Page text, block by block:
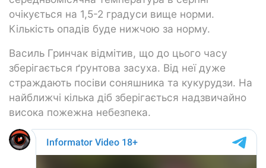
очікується на 1,5-2 градуси вище норми.
Кількість опадів буде нижчою за норму.
Василь Гринчак відмітив, що до цього часу
зберігається ґрунтова засуха. Від неї дуже
страждають посіви соняшника та кукурудзи. На
найближчі кілька діб зберігається надзвичайно
висока пожежна небезпека.